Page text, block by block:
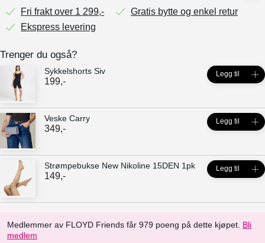
Fri frakt over 1 299,-
Gratis bytte og enkel retur
Ekspress levering
Medlemmer av FLOYD Friends får 979 poeng på dette kjøpet. Bli
medlem
Trenger du også?
Sykkelshorts Siv
199,-
Legg til
Veske Carry
349,-
Legg til
Strømpebukse New Nikoline 15DEN 1pk
149,-
Legg til